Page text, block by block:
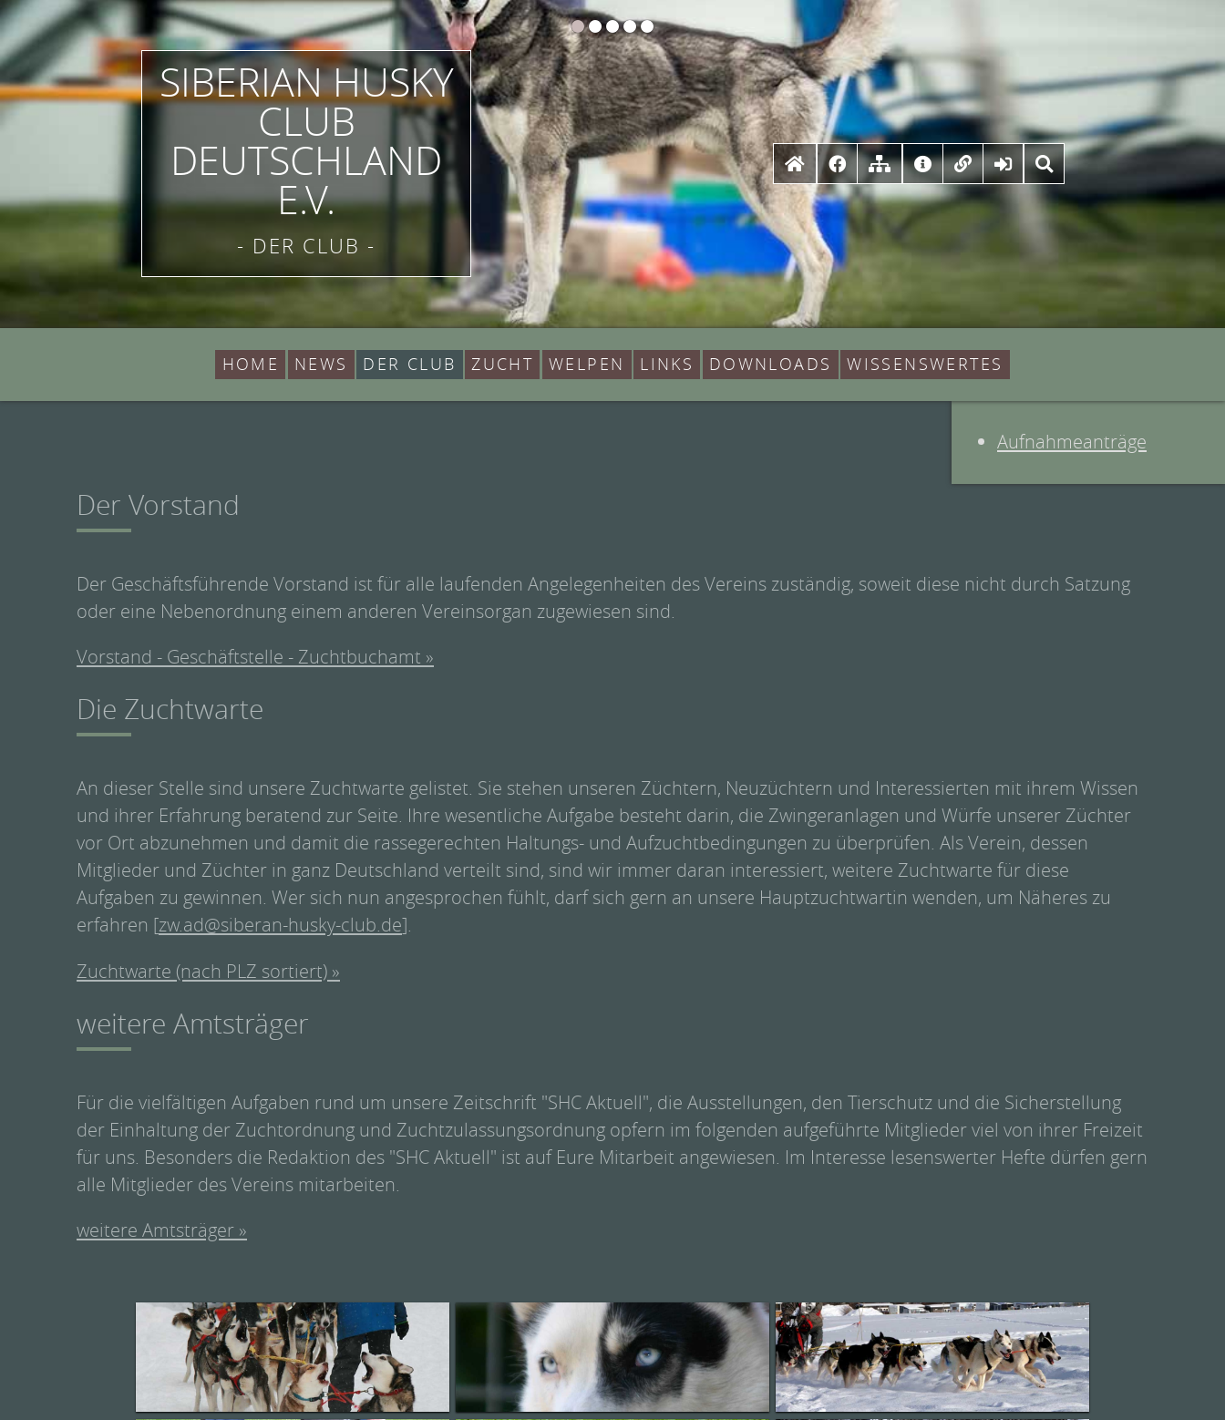
SIBERIAN HUSKY
CLUB
DEUTSCHLAND
E.V.
- DER CLUB -
HOME NEWS DER CLUB ZUCHT WELPEN LINKS DOWNLOADS WISSENSWERTES
Aufnahmeanträge
Der Vorstand
Der Geschäftsführende Vorstand ist für alle laufenden Angelegenheiten des Vereins zuständig, soweit diese nicht durch Satzung
oder eine Nebenordnung einem anderen Vereinsorgan zugewiesen sind.
Vorstand - Geschäftstelle - Zuchtbuchamt »
Die Zuchtwarte
An dieser Stelle sind unsere Zuchtwarte gelistet. Sie stehen unseren Züchtern, Neuzüchtern und Interessierten mit ihrem Wissen
und ihrer Erfahrung beratend zur Seite. Ihre wesentliche Aufgabe besteht darin, die Zwingeranlagen und Würfe unserer Züchter
vor Ort abzunehmen und damit die rassegerechten Haltungs- und Aufzuchtbedingungen zu überprüfen. Als Verein, dessen
Mitglieder und Züchter in ganz Deutschland verteilt sind, sind wir immer daran interessiert, weitere Zuchtwarte für diese
Aufgaben zu gewinnen. Wer sich nun angesprochen fühlt, darf sich gern an unsere Hauptzuchtwartin wenden, um Näheres zu
erfahren [zw.ad@siberan-husky-club.de].
Zuchtwarte (nach PLZ sortiert) »
weitere Amtsträger
Für die vielfältigen Aufgaben rund um unsere Zeitschrift "SHC Aktuell", die Ausstellungen, den Tierschutz und die Sicherstellung
der Einhaltung der Zuchtordnung und Zuchtzulassungsordnung opfern im folgenden aufgeführte Mitglieder viel von ihrer Freizeit
für uns. Besonders die Redaktion des "SHC Aktuell" ist auf Eure Mitarbeit angewiesen. Im Interesse lesenswerter Hefte dürfen gern
alle Mitglieder des Vereins mitarbeiten.
weitere Amtsträger »